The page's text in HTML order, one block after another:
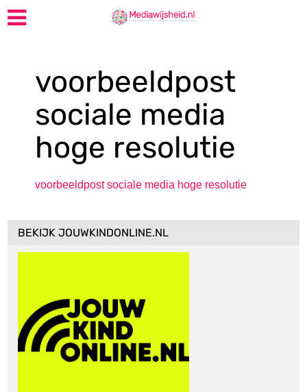
voorbeeldpost
sociale media
hoge resolutie
voorbeeldpost sociale media hoge resolutie
BEKIJK JOUWKINDONLINE.NL